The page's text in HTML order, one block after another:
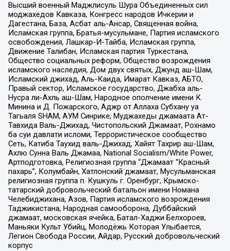
Высший военный Маджлисуль Шура Объединенных сил
моджахедов Кавказа, Конгресс народов Ичкерии и
Дагестана, База, Асбат аль-Ансар, Священная война,
Исламская группа, Братья-мусульмане, Партия исламского
освобождения, Лашкар-И-Тайба, Исламская группа,
Движение Талибан, Исламская партия Туркестана,
Общество социальных реформ, Общество возрождения
исламского наследия, Дом двух святых, Джунд аш-Шам,
Исламский джихад, Аль-Каида, Имарат Кавказ, АБТО,
Правый сектор, Исламское государство, Джабха аль-
Нусра ли-Ахль аш-Шам, Народное ополчение имени К.
Минина и Д. Пожарского, Аджр от Аллаха Субхану уа
Тагьаля SHAM, АУМ Синрике, Муджахеды джамаата Ат-
Тавхида Валь-Джихад, Чистопольский Джамаат, Рохнамо
ба суи давлати исломи, Террористическое сообщество
Сеть, Катиба Таухид валь-Джихад, Хайят Тахрир аш-Шам,
Ахлю Сунна Валь Джамаа, National Socialism/White Power,
Артподготовка, Религиозная группа “Джамаат “Красный
пахарь”, Колумбайн, Хатлонский джамаат, Мусульманская
религиозная группа п. Кушкуль г. Оренбург, Крымско-
татарский добровольческий батальон имени Номана
Челебиджихана, Азов, Партия исламского возрождения
Таджикистана, Народная самооборона, Дуббайский
джамаат, московская ячейка, Батал-Хаджи Белхороев,
Маньяки Культ Убийц, Молодёжь Которая Улыбается,
Легион Свобода России, Айдар, Русский добровольческий
корпус